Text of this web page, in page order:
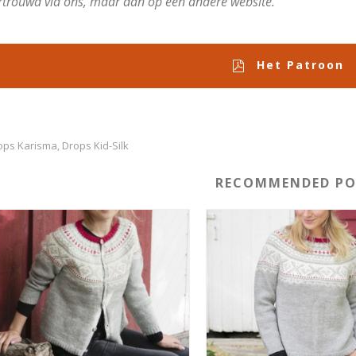
Het Patroon
Karisma, Drops Kid-Silk
RECOMMENDED